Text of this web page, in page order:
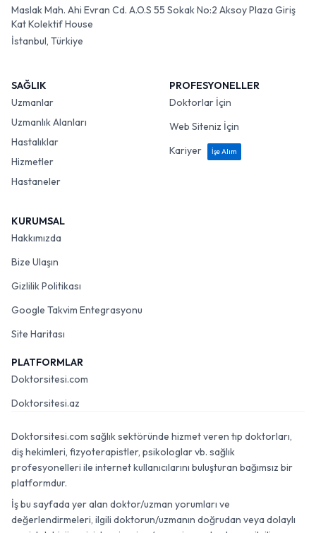
Maslak Mah. Ahi Evran Cd. A.O.S 55 Sokak No:2 Aksoy Plaza Giriş
Kat Kolektif House
İstanbul, Türkiye
SAĞLIK
Uzmanlar
Uzmanlık Alanları
Hastalıklar
Hizmetler
Hastaneler
PROFESYONELLER
Doktorlar İçin
Web Siteniz İçin
Kariyer
İşe Alım
KURUMSAL
Hakkımızda
Bize Ulaşın
Gizlilik Politikası
Google Takvim Entegrasyonu
Site Haritası
PLATFORMLAR
Doktorsitesi.com
Doktorsitesi.az
Doktorsitesi.com sağlık sektöründe hizmet veren tıp doktorları,
diş hekimleri, fizyoterapistler, psikologlar vb. sağlık
profesyonelleri ile internet kullanıcılarını buluşturan bağımsız bir
platformdur.
İş bu sayfada yer alan doktor/uzman yorumları ve
değerlendirmeleri, ilgili doktorun/uzmanın doğrudan veya dolaylı